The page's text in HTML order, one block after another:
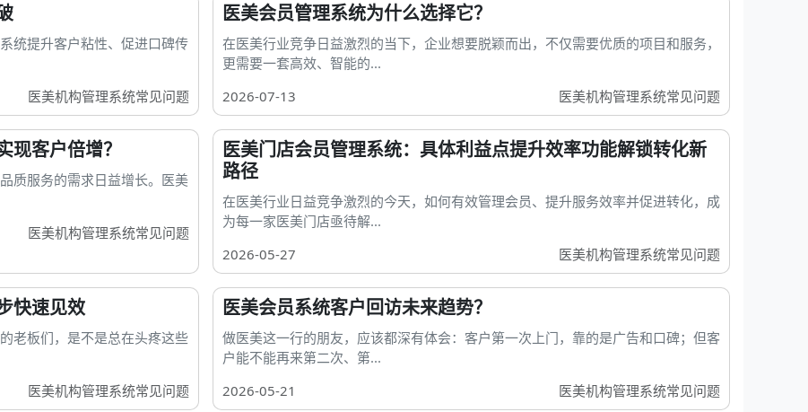
统提升客户粘性、促进口碑传
医美机构管理系统常见问题
医美会员管理系统为什么选择它？
在医美行业竞争日益激烈的当下，企业想要脱颖而出，不仅需要优质的项目和服务，
更需要一套高效、智能的...
2026-07-13
医美机构管理系统常见问题
现客户倍增？
质服务的需求日益增长。医美
医美机构管理系统常见问题
医美门店会员管理系统：具体利益点提升效率功能解锁转化新
路径
在医美行业日益竞争激烈的今天，如何有效管理会员、提升服务效率并促进转化，成
为每一家医美门店亟待解...
2026-05-27
医美机构管理系统常见问题
快速见效
老板们，是不是总在头疼这些
医美机构管理系统常见问题
医美会员系统客户回访未来趋势？
做医美这一行的朋友，应该都深有体会：客户第一次上门，靠的是广告和口碑；但客
户能不能再来第二次、第...
2026-05-21
医美机构管理系统常见问题